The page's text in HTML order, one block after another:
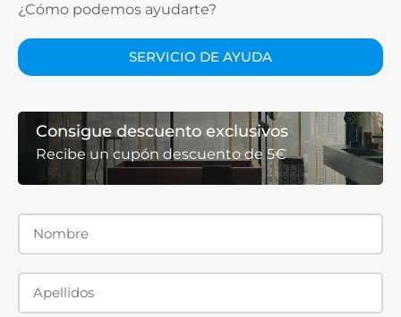
¿Cómo podemos ayudarte?
SERVICIO DE AYUDA
Consigue descuento exclusivos
Recibe un cupón descuento de 5€